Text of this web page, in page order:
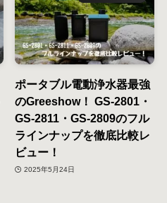
ポータブル電動浄水器最強
のGreeshow！ GS-2801・
GS-2811・GS-2809のフル
ラインナップを徹底比較レ
ビュー！
2025年5月24日